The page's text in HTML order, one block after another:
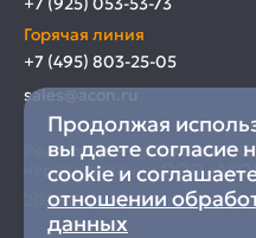
Продолжая
вы даете согласие
cookie и
отношении
данных
Горячая линия
+7 (495) 803-25-05
sales@acon.ru
Реализация продукции
через компании ООО
2026 © Acon. Все права